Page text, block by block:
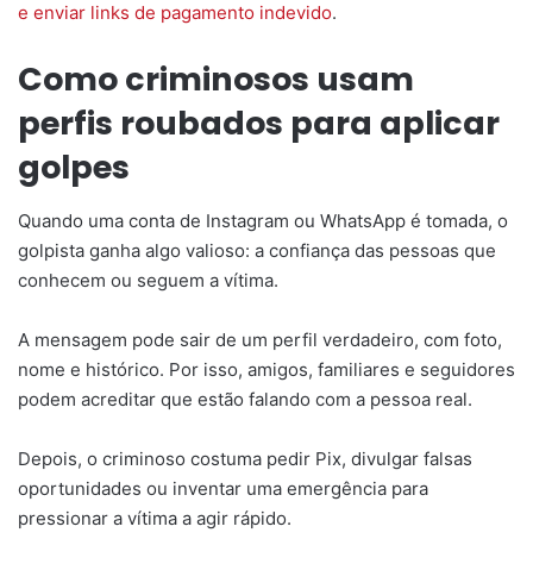
e enviar links de pagamento indevido.
Como criminosos usam
perfis roubados para aplicar
golpes
Quando uma conta de Instagram ou WhatsApp é tomada, o
golpista ganha algo valioso: a confiança das pessoas que
conhecem ou seguem a vítima.
A mensagem pode sair de um perfil verdadeiro, com foto,
nome e histórico. Por isso, amigos, familiares e seguidores
podem acreditar que estão falando com a pessoa real.
Depois, o criminoso costuma pedir Pix, divulgar falsas
oportunidades ou inventar uma emergência para
pressionar a vítima a agir rápido.